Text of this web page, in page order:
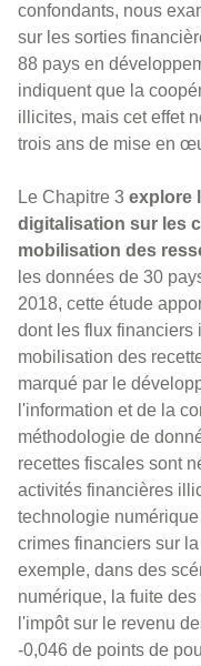
confondants, nous
sur les sorties
88 pays en
indiquent que la
illicites, mais cet effet
trois ans de mise en
Le Chapitre 3 explore
digitalisation sur les
mobilisation des
les données de 30
2018, cette étude
dont les flux financiers
mobilisation des
marqué par le
l'information et de la
méthodologie de
recettes fiscales sont
activités financières
technologie
crimes financiers sur
exemple, dans des
numérique, la fuite
l'impôt sur le revenu
-0,046 de points de